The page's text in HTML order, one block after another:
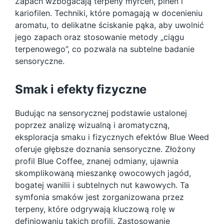
kariofilen. Techniki, które pomagają w docenieniu
aromatu, to delikatne ściskanie pąka, aby uwolnić
jego zapach oraz stosowanie metody „ciągu
terpenowego”, co pozwala na subtelne badanie
sensoryczne.
Smak i efekty fizyczne
Budując na sensorycznej podstawie ustalonej
poprzez analizę wizualną i aromatyczną,
eksploracja smaku i fizycznych efektów Blue Weed
oferuje głębsze doznania sensoryczne. Złożony
profil Blue Coffee, znanej odmiany, ujawnia
skomplikowaną mieszankę owocowych jagód,
bogatej wanilii i subtelnych nut kawowych. Ta
symfonia smaków jest zorganizowana przez
terpeny, które odgrywają kluczową rolę w
definiowaniu takich profili. Zastosowanie